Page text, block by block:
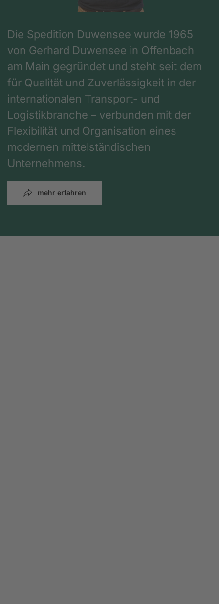
Die Spedition Duwensee wurde 1965
von Gerhard Duwensee in Offenbach
am Main gegründet und steht seit dem
für Qualität und Zuverlässigkeit in der
internationalen Transport- und
Logistikbranche – verbunden mit der
Flexibilität und Organisation eines
modernen mittelständischen
Unternehmens.
mehr erfahren